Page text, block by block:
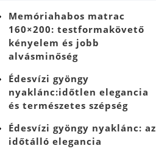
Memóriahabos matrac
160×200: testformakövető
kényelem és jobb
alvásminőség
Édesvízi gyöngy
nyaklánc:időtlen elegancia
és természetes szépség
Édesvízi gyöngy nyaklánc: az
időtálló elegancia